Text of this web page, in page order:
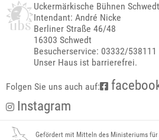
Uckermärkische Bühnen Schwedt
Intendant: André Nicke
Berliner Straße 46/48
16303 Schwedt
Besucherservice: 03332/538111
Unser Haus ist barrierefrei.
Folgen Sie uns auch auf:
Instagram
Gefördert mit Mitteln des Ministeriums für